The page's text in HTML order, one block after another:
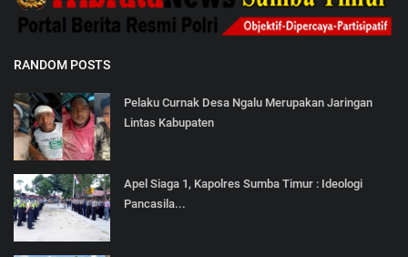
RANDOM POSTS
Pelaku Curnak Desa Ngalu Merupakan Jaringan
Lintas Kabupaten
Apel Siaga 1, Kapolres Sumba Timur : Ideologi
Pancasila...